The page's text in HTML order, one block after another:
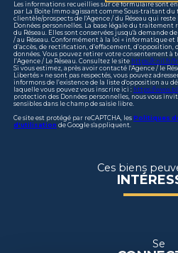
Les informations recueillies sur ce formulaire sont
par La Boite Immo agissant comme Sous-traitant
clientèle/prospects de l'Agence / du Réseau qui
Données personnelles. La base légale du
du Réseau. Elles sont conservées jusqu'à demande
/ au Réseau. Conformément à la loi « informatique et
d’accès, de rectification, d’effacement,
données. Vous pouvez retirer votre consentement
l’Agence / Le Réseau. Consultez le site https://cnil.fr/fr
Si vous estimez, après avoir contacté l'Agence / le
Libertés » ne sont pas respectés, vous pouvez
informons de l’existence de la liste d'opposition au
laquelle vous pouvez vous inscrire ici : https://
protection des Données personnelles, nous vous
sensibles dans le champ de saisie libre.
Ce site est protégé par reCAPTCHA, les Politiques
d'utilisation de Google s'appliquent.
Ces biens
Se